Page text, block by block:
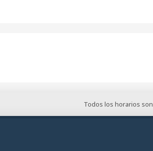
Todos los horarios son